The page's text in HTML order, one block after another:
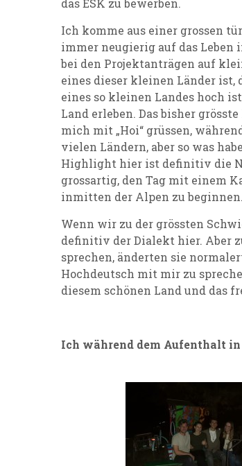
Ich komme aus einer grossen
immer neugierig auf das Leben
bei den Projektanträgen auf
eines dieser kleinen Länder ist,
eines so kleinen Landes hoch
Land erleben. Das bisher
mich mit „Hoi“ grüssen,
vielen Ländern, aber so was
Highlight hier ist definitiv die
grossartig, den Tag mit einem
inmitten der Alpen zu beginnen.
Wenn wir zu der grössten
definitiv der Dialekt hier. Aber
sprechen, änderten sie
Hochdeutsch mit mir zu
diesem schönen Land und das
Ich während dem Aufenthalt